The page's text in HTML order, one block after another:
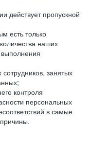
действует пропускной
есть только
наших
выполнения
занятых
контроля
персональных
в самые